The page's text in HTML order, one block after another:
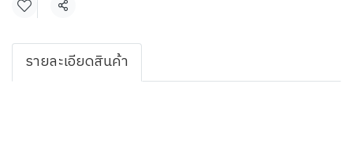
แชร์
รายละเอียดสินค้า